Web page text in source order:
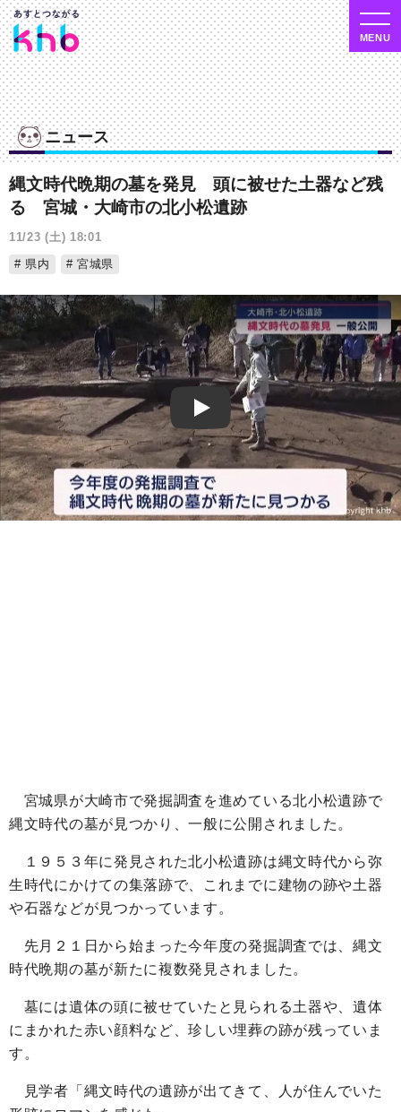
ニュース
縄文時代晩期の墓を発見 頭に被せた土器など残
る 宮城・大崎市の北小松遺跡
11/23 (土) 18:01
県内
宮城県
Play
宮城県が大崎市で発掘調査を進めている北小松遺跡で
縄文時代の墓が見つかり、一般に公開されました。
１９５３年に発見された北小松遺跡は縄文時代から弥
生時代にかけての集落跡で、これまでに建物の跡や土器
や石器などが見つかっています。
先月２１日から始まった今年度の発掘調査では、縄文
時代晩期の墓が新たに複数発見されました。
墓には遺体の頭に被せていたと見られる土器や、遺体
にまかれた赤い顔料など、珍しい埋葬の跡が残っていま
す。
見学者「縄文時代の遺跡が出てきて、人が住んでいた